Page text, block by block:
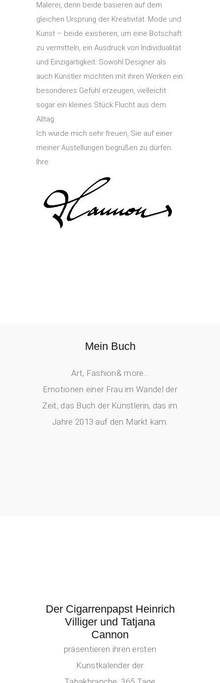
Malerei, denn beide basieren auf dem
gleichen Ursprung der Kreativität. Mode und
Kunst – beide existieren, um eine Botschaft
zu vermitteln, ein Ausdruck von Individualität
und Einzigartigkeit. Sowohl Designer als
auch Künstler möchten mit ihren Werken ein
besonderes Gefühl erzeugen, vielleicht
sogar ein kleines Stück Flucht aus dem
Alltag.
Ich würde mich sehr freuen, Sie auf einer
meiner Austellungen begrüßen zu dürfen.
Ihre
Mein Buch
Art, Fashion& more…
Emotionen einer Frau im Wandel der
Zeit, das Buch der Künstlerin, das im
Jahre 2013 auf den Markt kam.
Der Cigarrenpapst Heinrich
Villiger und Tatjana
Cannon
präsentieren ihren ersten
Kunstkalender der